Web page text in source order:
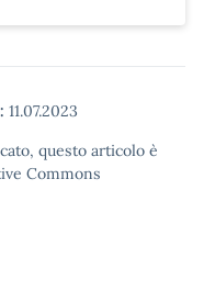
11.07.2023
questo articolo è
Commons